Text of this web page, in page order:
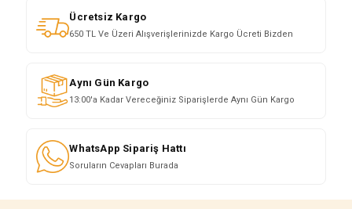
Ücretsiz Kargo
650 TL Ve Üzeri Alışverişlerinizde Kargo Ücreti Bizden
Aynı Gün Kargo
13:00'a Kadar Vereceğiniz Siparişlerde Aynı Gün Kargo
WhatsApp Sipariş Hattı
Soruların Cevapları Burada